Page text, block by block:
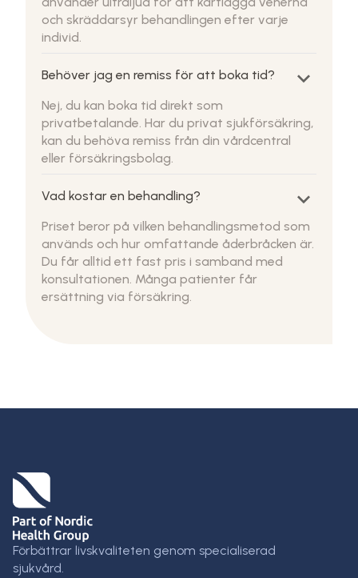
och skräddarsyr behandlingen efter varje
individ.
Behöver jag en remiss för att boka tid? keyboard_arrow_down
Nej, du kan boka tid direkt som
privatbetalande. Har du privat sjukförsäkring,
kan du behöva remiss från din vårdcentral
eller försäkringsbolag.
Vad kostar en behandling? keyboard_arrow_down
Priset beror på vilken behandlingsmetod som
används och hur omfattande åderbråcken är.
Du får alltid ett fast pris i samband med
konsultationen. Många patienter får
ersättning via försäkring.
Förbättrar livskvaliteten genom specialiserad
sjukvård.